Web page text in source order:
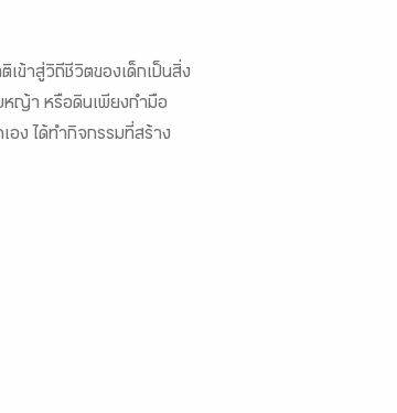
เข้าสู่วิถีชีวิตของเด็กเป็นสิ่ง
หญ้า หรือดินเพียงกำมือ
อง ได้ทำกิจกรรมที่สร้าง